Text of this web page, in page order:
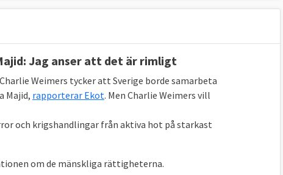
Jag anser att det är rimligt
Weimers tycker att Sverige borde samarbeta
Majid, rapporterar Ekot. Men Charlie Weimers vill
och krigshandlingar från aktiva hot på starkast
om de mänskliga rättigheterna.